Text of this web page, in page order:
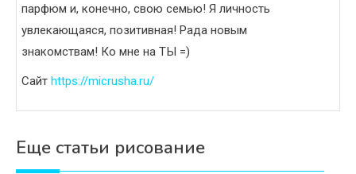
парфюм и, конечно, свою семью! Я личность
увлекающаяся, позитивная! Рада новым
знакомствам! Ко мне на ТЫ =)
Сайт https://micrusha.ru/
Еще статьи рисование